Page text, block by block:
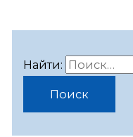
Найти: